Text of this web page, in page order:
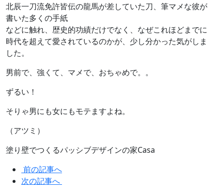
北辰一刀流免許皆伝の龍馬が差していた刀、筆マメな彼が
書いた多くの手紙
などに触れ、歴史的功績だけでなく、なぜこれほどまでに
時代を超えて愛されているのかが、少し分かった気がしま
した。
男前で、強くて、マメで、おちゃめで。。
ずるい！
そりゃ男にも女にもモテますよね。
（アツミ）
塗り壁でつくるパッシブデザインの家Casa
前の記事へ
次の記事へ